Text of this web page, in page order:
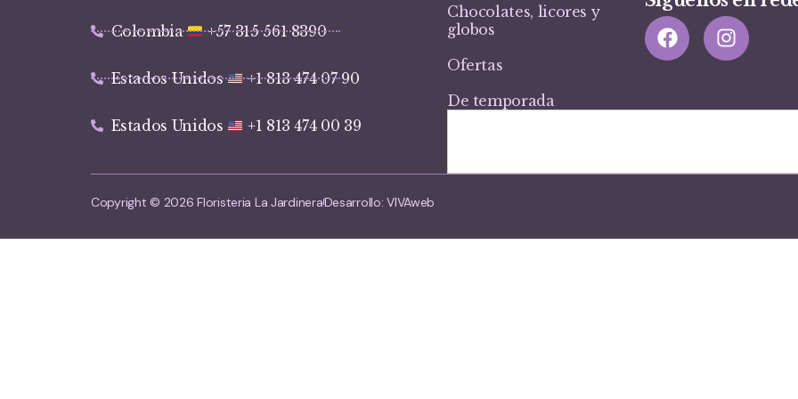
Colombia +57 315 561 8390
Estados Unidos +1 813 474 07 90
Estados Unidos +1 813 474 00 39
Chocolates, licores y
globos
Ofertas
De temporada
Copyright © 2026 Floristeria La JardineraDesarrollo: VIVAweb